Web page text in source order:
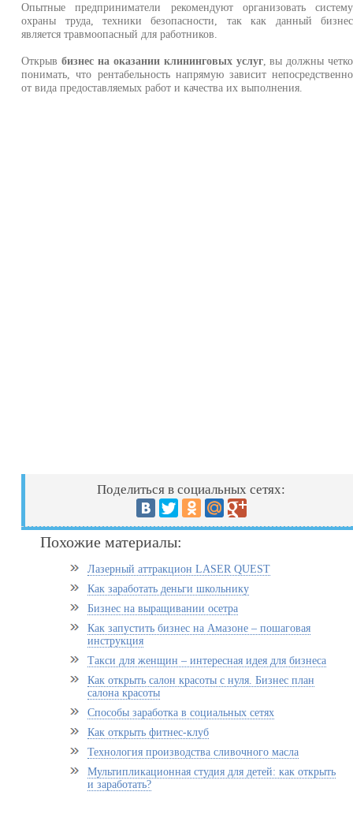
Опытные предприниматели рекомендуют организовать систему
охраны труда, техники безопасности, так как данный бизнес
является травмоопасный для работников.
Открывбизнес на оказании клининговых услуг, вы должны четко
понимать, что рентабельность напрямую зависит непосредственно
от вида предоставляемых работ и качества их выполнения.
Поделиться в социальных сетях:
Похожие материалы:
Лазерный аттракцион LASER QUEST
Как заработать деньги школьнику
Бизнес на выращивании осетра
Как запустить бизнес на Амазоне – пошаговая
инструкция
Такси для женщин – интересная идея для бизнеса
Как открыть салон красоты с нуля. Бизнес план
салона красоты
Способы заработка в социальных сетях
Как открыть фитнес-клуб
Технология производства сливочного масла
Мультипликационная студия для детей: как открыть
и заработать?